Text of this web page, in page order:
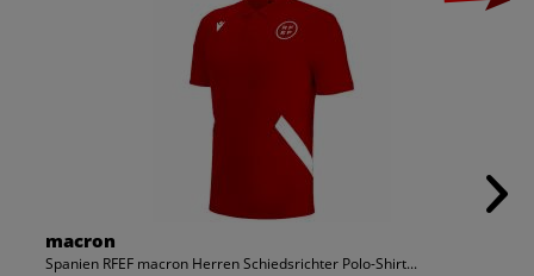
macron
Spanien RFEF macron Herren Schiedsrichter Polo-Shirt...